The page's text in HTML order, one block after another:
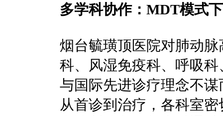
多学科协作：MDT模式
烟台毓璜顶医院对肺动
科、风湿免疫科、呼吸
与国际先进诊疗理念不
从首诊到治疗，各科室